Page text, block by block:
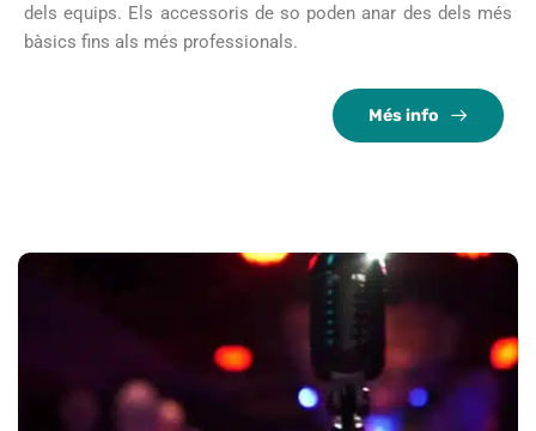
dels equips. Els accessoris de so poden anar des dels més
bàsics fins als més professionals.
Més info